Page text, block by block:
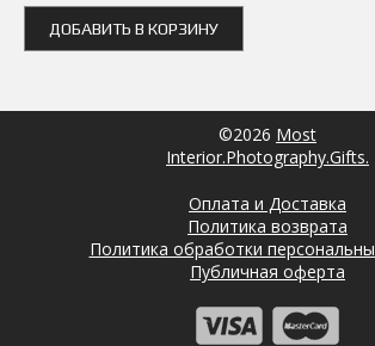
ДОБАВИТЬ В КОРЗИНУ
©2026 Most
Interior.Photography.Gifts.
Оплата и Доставка
Политика возврата
Политика обработки
Публичная оферта